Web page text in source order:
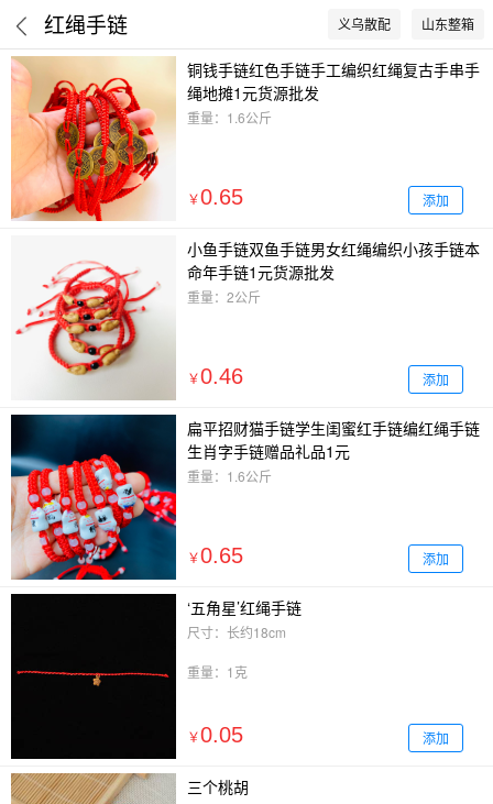
红绳手链 义乌散配 山东整箱
铜钱手链红色手链手工编织红绳复古手串手
绳地摊1元货源批发
重量：1.6公斤
￥0.65 添加
小鱼手链双鱼手链男女红绳编织小孩手链本
命年手链1元货源批发
重量：2公斤
￥0.46 添加
扁平招财猫手链学生闺蜜红手链编红绳手链
生肖字手链赠品礼品1元
重量：1.6公斤
￥0.65 添加
‘五角星’红绳手链
尺寸：长约18cm
重量：1克
￥0.05 添加
三个桃胡